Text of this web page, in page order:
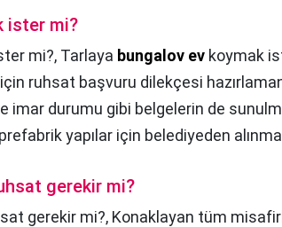
ister mi?
mi?, Tarlaya bungalov ev koymak
için ruhsat başvuru dilekçesi
imar durumu gibi belgelerin de
yapılar için belediyeden
gerekir mi?
gerekir mi?, Konaklayan tüm